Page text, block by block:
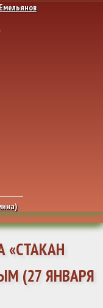
«СТАКАН
(27 ЯНВАРЯ